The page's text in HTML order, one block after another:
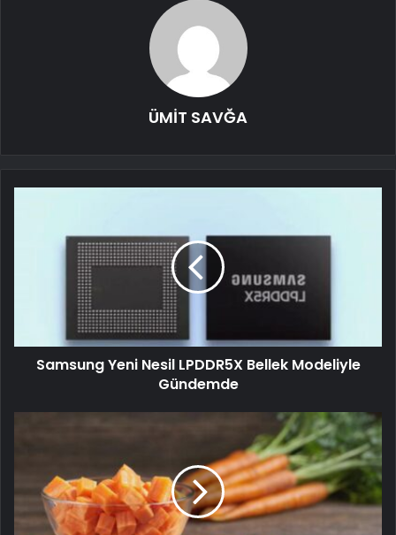
ÜMİT SAVĞA
Samsung Yeni Nesil LPDDR5X Bellek Modeliyle
Gündemde